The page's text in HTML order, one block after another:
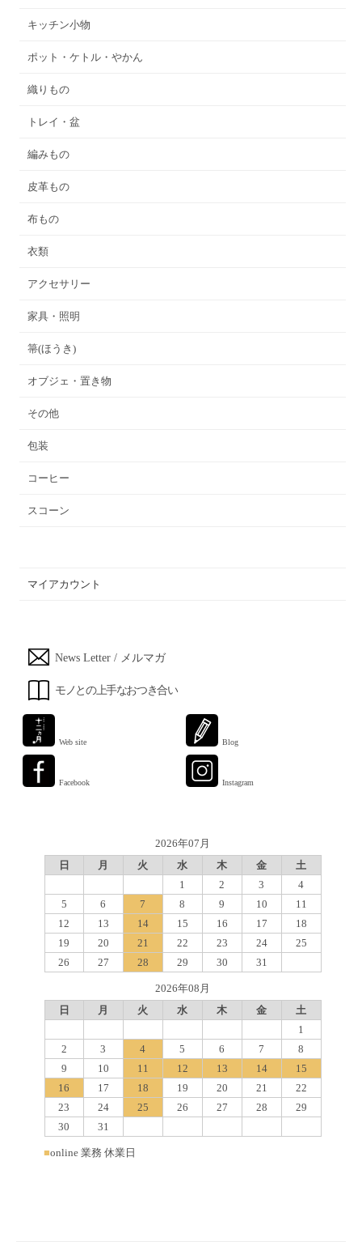
キッチン小物
ポット・ケトル・やかん
織りもの
トレイ・盆
編みもの
皮革もの
布もの
衣類
アクセサリー
家具・照明
箒(ほうき)
オブジェ・置き物
その他
包装
コーヒー
スコーン
マイアカウント
News Letter / メルマガ
モノとの上手なおつき合い
Web site Blog
Facebook Instagram
2026年07月
日
月 火 水 木 金
土
1
2 3
4
5
6 7 8 9 10
11
12
13 14 15 16 17
18
19
20 21 22 23 24
25
26
27 28 29 30 31
2026年08月
日
月 火 水 木 金
土
1
2
3 4 5 6 7
8
9
10 11 12 13 14
15
16
17 18 19 20 21
22
23
24 25 26 27 28
29
30
31
■online 業務 休業日